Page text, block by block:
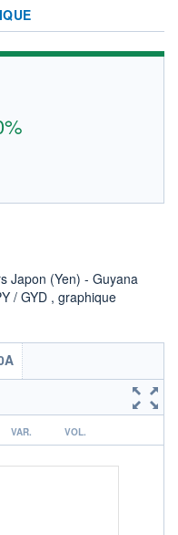
08h45
VEILLE
Japon (Yen) - Guyana
/ GYD , graphique
VAR. VOL.